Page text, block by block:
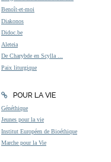
Benoît-et-moi
Diakonos
Didoc.be
Aleteia
De Charybde en Scylla ...
Paix liturgique
POUR LA VIE
Généthique
Jeunes pour la vie
Institut Européen de Bioéthique
Marche pour la Vie